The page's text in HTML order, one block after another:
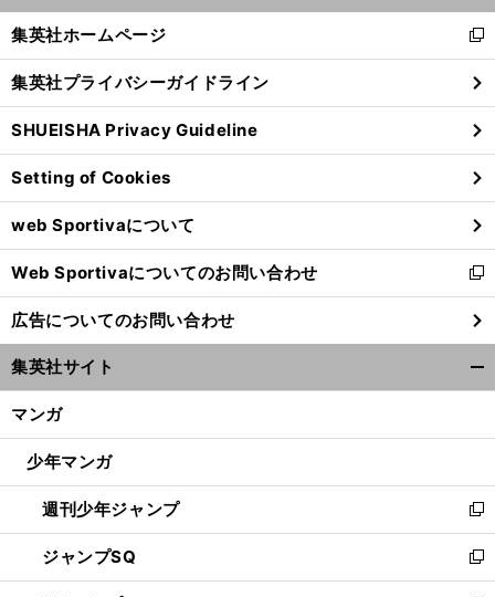
閉
る
集英社ホームページ
新
し
い
ウ
ィ
ン
ド
ウ
で
開
く
集英社プライバシーガイドライン
SHUEISHA Privacy Guideline
Setting of Cookies
web Sportivaについて
Web Sportivaについてのお問い合わせ
新
し
い
ウ
ィ
ン
ウ
開
く
広告についてのお問い合わせ
集英社サイト
マンガ
少年マンガ
週刊少年ジャンプ
新
し
い
ウ
ジャンプSQ
新
し